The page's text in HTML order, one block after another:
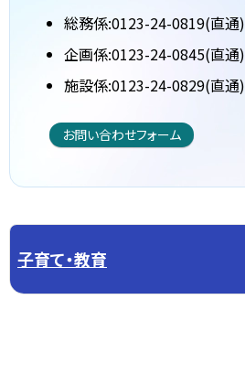
総務係:0123-24-0819(直通)
企画係:0123-24-0845(直通)
施設係:0123-24-0829(直通)
お問い合わせフォーム
子育て・教育